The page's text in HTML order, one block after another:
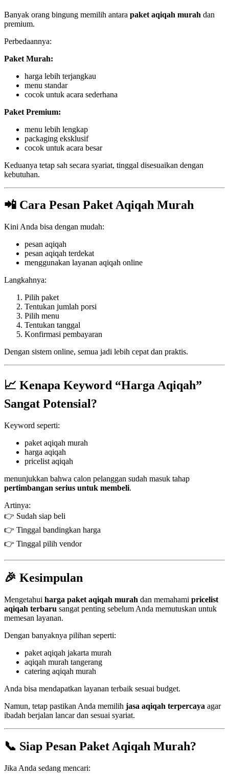
Banyak orang bingung memilih antara paket aqiqah murah dan
premium.
Perbedaannya:
Paket Murah:
harga lebih terjangkau
menu standar
cocok untuk acara sederhana
Paket Premium:
menu lebih lengkap
packaging eksklusif
cocok untuk acara besar
Keduanya tetap sah secara syariat, tinggal disesuaikan dengan
kebutuhan.
📲 Cara Pesan Paket Aqiqah Murah
Kini Anda bisa dengan mudah:
pesan aqiqah
pesan aqiqah terdekat
menggunakan layanan aqiqah online
Langkahnya:
Pilih paket
Tentukan jumlah porsi
Pilih menu
Tentukan tanggal
Konfirmasi pembayaran
Dengan sistem online, semua jadi lebih cepat dan praktis.
📈 Kenapa Keyword “Harga Aqiqah”
Sangat Potensial?
Keyword seperti:
paket aqiqah murah
harga aqiqah
pricelist aqiqah
menunjukkan bahwa calon pelanggan sudah masuk tahap
pertimbangan serius untuk membeli.
Artinya:
👉 Sudah siap beli
👉 Tinggal bandingkan harga
👉 Tinggal pilih vendor
🎉 Kesimpulan
Mengetahui harga paket aqiqah murah dan memahami pricelist
aqiqah terbaru sangat penting sebelum Anda memutuskan untuk
memesan layanan.
Dengan banyaknya pilihan seperti:
paket aqiqah jakarta murah
aqiqah murah tangerang
catering aqiqah murah
Anda bisa mendapatkan layanan terbaik sesuai budget.
Namun, tetap pastikan Anda memilih jasa aqiqah terpercaya agar
ibadah berjalan lancar dan sesuai syariat.
📞 Siap Pesan Paket Aqiqah Murah?
Jika Anda sedang mencari: